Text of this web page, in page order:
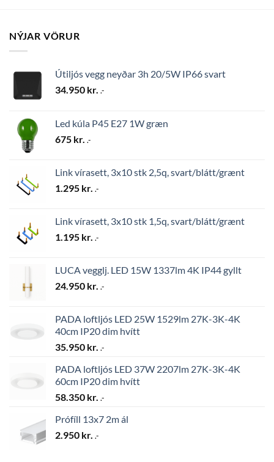
NÝJAR VÖRUR
Útiljós vegg neyðar 3h 20/5W IP66 svart
34.950 kr. .-
Led kúla P45 E27 1W græn
675 kr. .-
Link vírasett, 3x10 stk 2,5q, svart/blátt/grænt
1.295 kr. .-
Link vírasett, 3x10 stk 1,5q, svart/blátt/grænt
1.195 kr. .-
LUCA vegglj. LED 15W 1337lm 4K IP44 gyllt
24.950 kr. .-
PADA loftljós LED 25W 1529lm 27K-3K-4K
40cm IP20 dim hvítt
35.950 kr. .-
PADA loftljós LED 37W 2207lm 27K-3K-4K
60cm IP20 dim hvítt
58.350 kr. .-
Prófíll 13x7 2m ál
2.950 kr. .-